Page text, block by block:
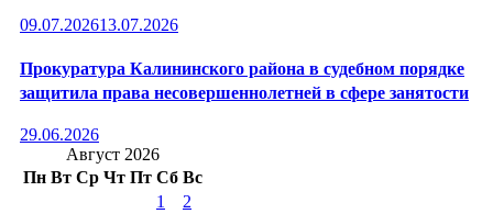
09.07.202613.07.2026
Прокуратура Калининского района в судебном порядке
защитила права несовершеннолетней в сфере занятости
29.06.2026
Август 2026
Пн Вт Ср Чт Пт Сб Вс
1
2